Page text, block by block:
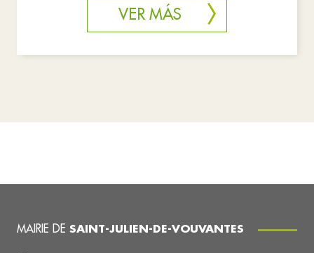
VER MÁS
MAIRIE DE SAINT-JULIEN-DE-VOUVANTES